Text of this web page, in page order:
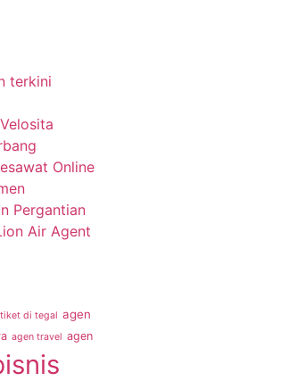
terkini
Online
Pergantian
Air Agent
di tegal agen
agen travel agen